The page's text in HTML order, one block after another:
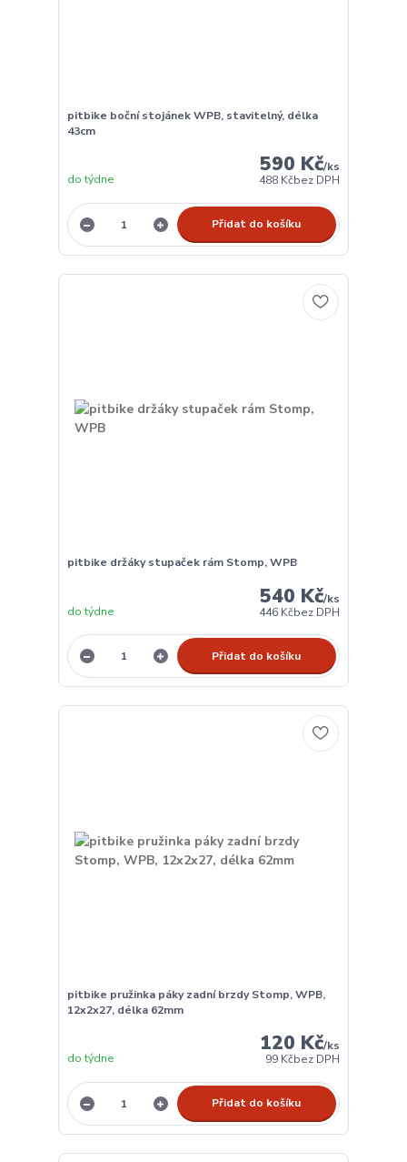
pitbike boční stojánek WPB, stavitelný, délka
43cm
590 Kč/ks
488 Kčbez DPH
do týdne
Přidat do košíku
pitbike držáky stupaček rám Stomp, WPB
540 Kč/ks
446 Kčbez DPH
do týdne
Přidat do košíku
pitbike pružinka páky zadní brzdy Stomp, WPB,
12x2x27, délka 62mm
120 Kč/ks
99 Kčbez DPH
do týdne
Přidat do košíku